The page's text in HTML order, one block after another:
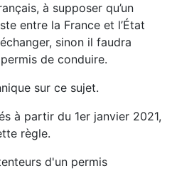
à supposer qu’un
entre la France et l’État
sinon il faudra
de conduire.
sur ce sujet.
à partir du 1er janvier 2021,
règle.
d'un permis